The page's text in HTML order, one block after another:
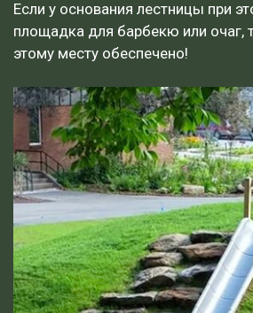
Если у основания лестницы при
площадка для барбекю или очаг,
этому месту обеспечено!